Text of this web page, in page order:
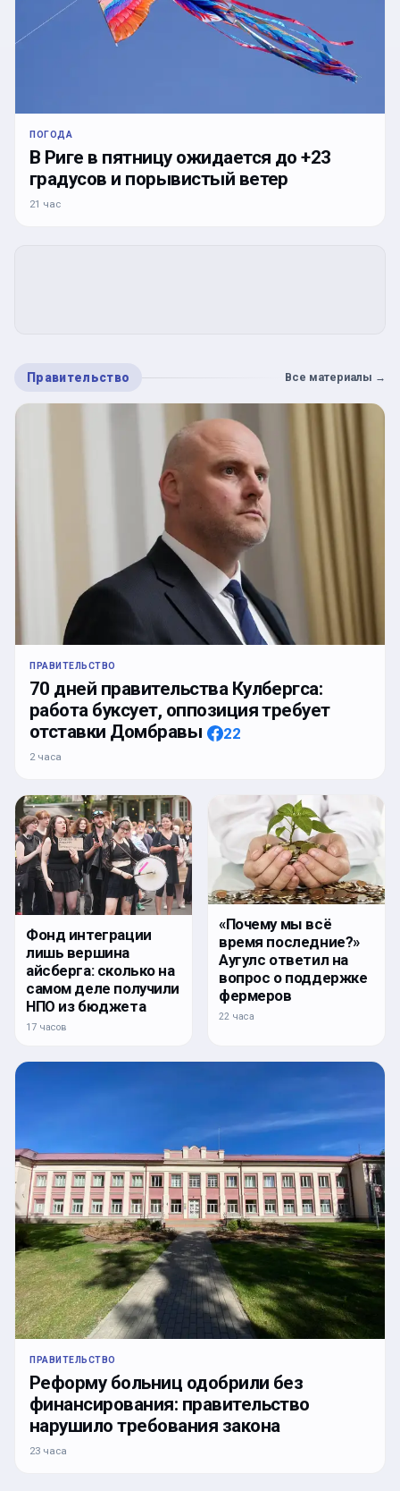
ПОГОДА
В Риге в пятницу ожидается до +23
градусов и порывистый ветер
21 час
Правительство Все материалы →
ПРАВИТЕЛЬСТВО
70 дней правительства Кулбергса:
работа буксует, оппозиция требует
отставки Домбравы
22
2 часа
Фонд интеграции
лишь вершина
айсберга: сколько на
самом деле получили
НПО из бюджета
17 часов
«Почему мы всё
время последние?»
Аугулс ответил на
вопрос о поддержке
фермеров
22 часа
ПРАВИТЕЛЬСТВО
Реформу больниц одобрили без
финансирования: правительство
нарушило требования закона
23 часа